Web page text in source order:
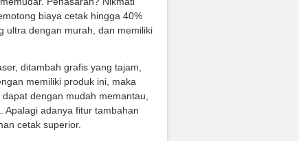
biaya cetak hingga 40%
ultra dengan murah, dan memiliki
ditambah grafis yang tajam,
memiliki produk ini, maka
dengan mudah memantau,
Apalagi adanya fitur tambahan
cetak superior.